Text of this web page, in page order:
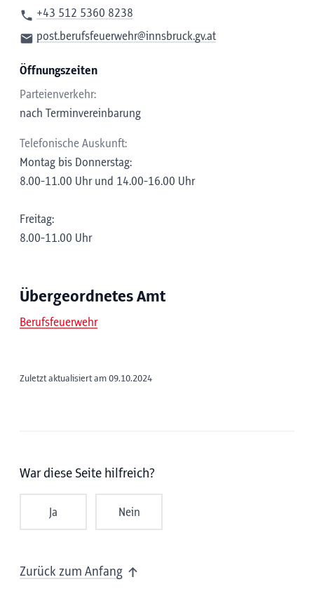
+43 512 5360 8238
post.berufsfeuerwehr@innsbruck.gv.at
Öffnungszeiten
Parteienverkehr:
nach Terminvereinbarung
Telefonische Auskunft:
Montag bis Donnerstag:
8.00-11.00 Uhr und 14.00-16.00 Uhr
Freitag:
8.00-11.00 Uhr
Übergeordnetes Amt
Berufsfeuerwehr
Zuletzt aktualisiert am 09.10.2024
War diese Seite hilfreich?
Ja Nein
Zurück zum Anfang